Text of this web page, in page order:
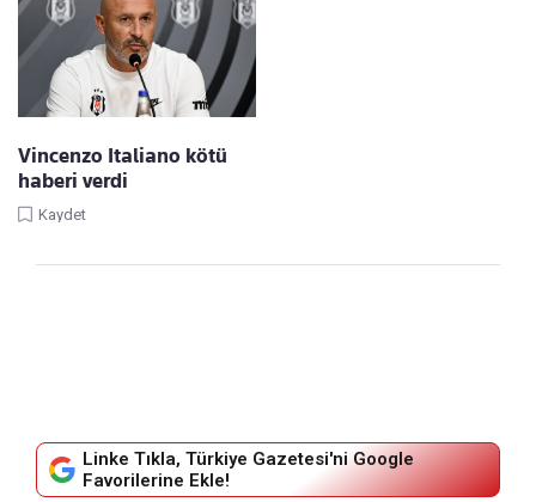
Vincenzo Italiano kötü
haberi verdi
Kaydet
Linke Tıkla, Türkiye Gazetesi'ni Google
Favorilerine Ekle!